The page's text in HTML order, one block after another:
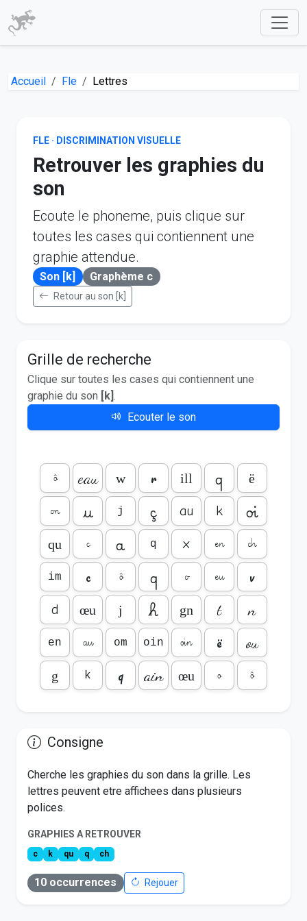
Accueil Fle Lettres
FLE · DISCRIMINATION VISUELLE
Retrouver les graphies du
son
Ecoute le phoneme, puis clique sur
toutes les cases qui contiennent une
graphie attendue.
Son [k] Graphème c
Retour au son [k]
Grille de recherche
Clique sur toutes les cases qui contiennent une
graphie du son
[k] .
Ecouter le son
ô eau w r ill q ë
on u j ç au k oi
qu c a q x en ch
im c ô q o eu v
d œu j h gn t n
en au om oin oin ë ou
g k q ain œu o ô
Consigne
Cherche les graphies du son dans la grille. Les
lettres peuvent etre affichees dans plusieurs
polices.
GRAPHIES A RETROUVER
c k qu q ch
10 occurrences Rejouer